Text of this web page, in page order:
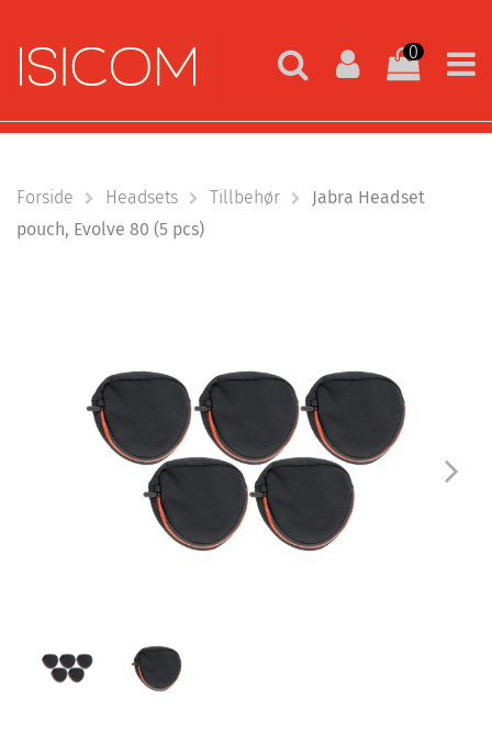
0
Forside Headsets Tillbehør
Jabra Headset
pouch, Evolve 80 (5 pcs)